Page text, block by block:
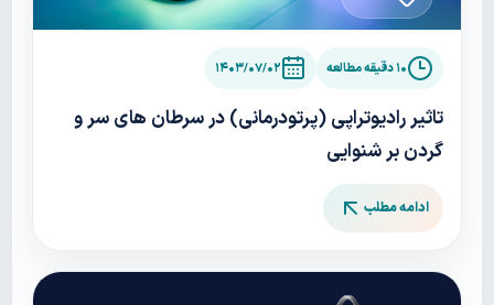
۱۰ دقیقه مطالعه ۱۴۰۳/۰۷/۰۲
تاثیر رادیوتراپی (پرتودرمانی) در سرطان های سر و
گردن بر شنوایی
ادامه مطلب